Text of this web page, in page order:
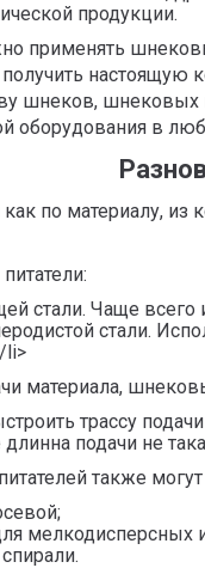
продукции.
применять
настоящую
шнеков,
оборудования в
по материалу,
стали. Чаще
стали.
li>
материала,
трассу
подачи не
также
мелкодисперсных